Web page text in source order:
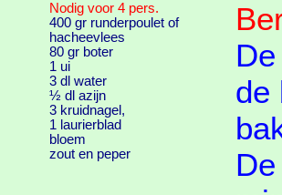
Nodig voor 4 pers.
400 gr runderpoulet of
hacheevlees
80 gr boter
1 ui
3 dl water
½ dl azijn
3 kruidnagel,
1 laurierblad
bloem
zout en peper
de